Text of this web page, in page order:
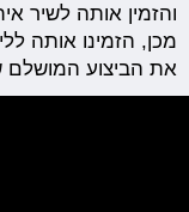
והזמין אותה לשיר
מכן, הזמינו אותה
את הביצוע המושלם